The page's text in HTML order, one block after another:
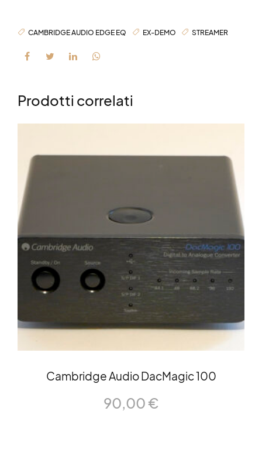
CAMBRIDGE AUDIO EDGE EQ EX-DEMO STREAMER
Prodotti correlati
Cambridge Audio DacMagic 100
90,00€